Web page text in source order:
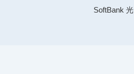
SoftBank 光